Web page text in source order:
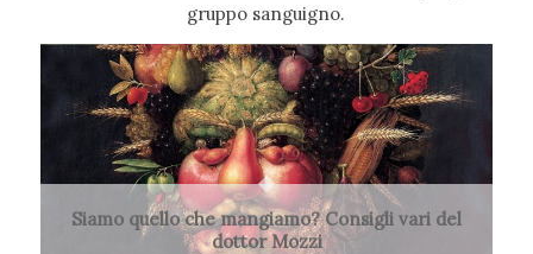
gruppo sanguigno.
Siamo quello che mangiamo? Consigli vari del
dottor Mozzi